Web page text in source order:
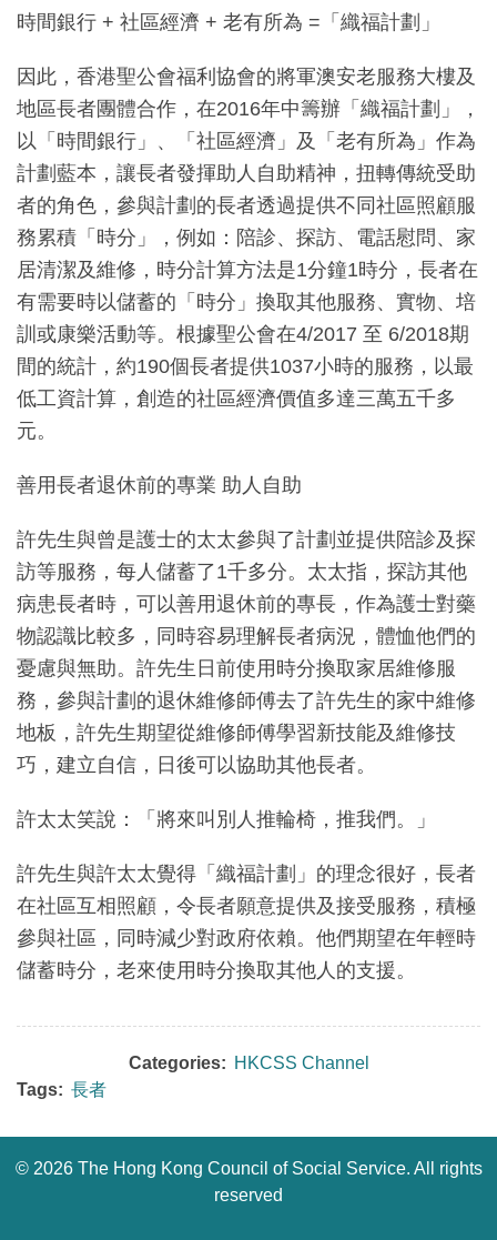
時間銀行 + 社區經濟 + 老有所為 =「織福計劃」
因此，香港聖公會福利協會的將軍澳安老服務大樓及
地區長者團體合作，在2016年中籌辦「織福計劃」，
以「時間銀行」、「社區經濟」及「老有所為」作為
計劃藍本，讓長者發揮助人自助精神，扭轉傳統受助
者的角色，參與計劃的長者透過提供不同社區照顧服
務累積「時分」，例如：陪診、探訪、電話慰問、家
居清潔及維修，時分計算方法是1分鐘1時分，長者在
有需要時以儲蓄的「時分」換取其他服務、實物、培
訓或康樂活動等。根據聖公會在4/2017 至 6/2018期
間的統計，約190個長者提供1037小時的服務，以最
低工資計算，創造的社區經濟價值多達三萬五千多
元。
善用長者退休前的專業 助人自助
許先生與曾是護士的太太參與了計劃並提供陪診及探
訪等服務，每人儲蓄了1千多分。太太指，探訪其他
病患長者時，可以善用退休前的專長，作為護士對藥
物認識比較多，同時容易理解長者病況，體恤他們的
憂慮與無助。許先生日前使用時分換取家居維修服
務，參與計劃的退休維修師傅去了許先生的家中維修
地板，許先生期望從維修師傅學習新技能及維修技
巧，建立自信，日後可以協助其他長者。
許太太笑說：「將來叫別人推輪椅，推我們。」
許先生與許太太覺得「織福計劃」的理念很好，長者
在社區互相照顧，令長者願意提供及接受服務，積極
參與社區，同時減少對政府依賴。他們期望在年輕時
儲蓄時分，老來使用時分換取其他人的支援。
Categories: HKCSS Channel
Tags: 長者
© 2026 The Hong Kong Council of Social Service. All rights
reserved